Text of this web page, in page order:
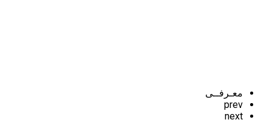
معـرفــی
prev
next